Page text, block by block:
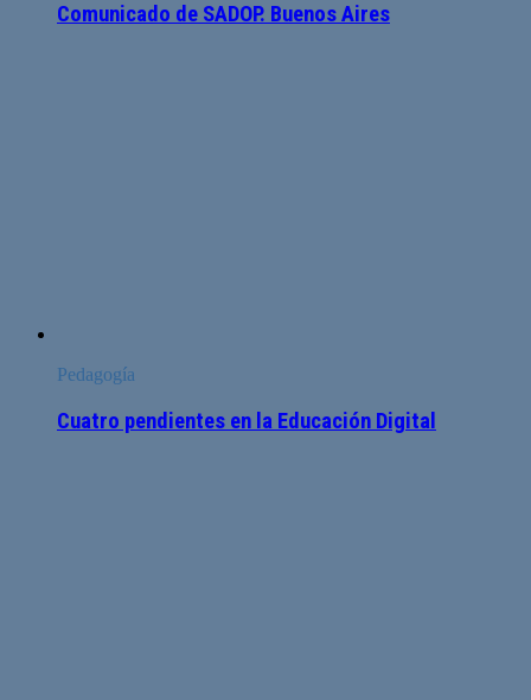
Comunicado de SADOP. Buenos Aires
Pedagogía
Cuatro pendientes en la Educación Digital